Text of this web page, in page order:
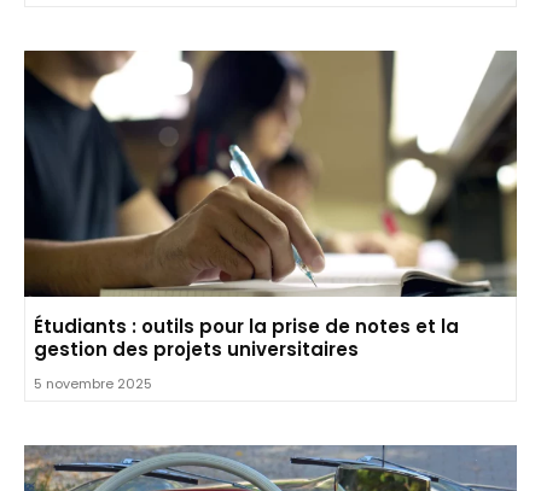
Étudiants : outils pour la prise de notes et la
gestion des projets universitaires
5 novembre 2025